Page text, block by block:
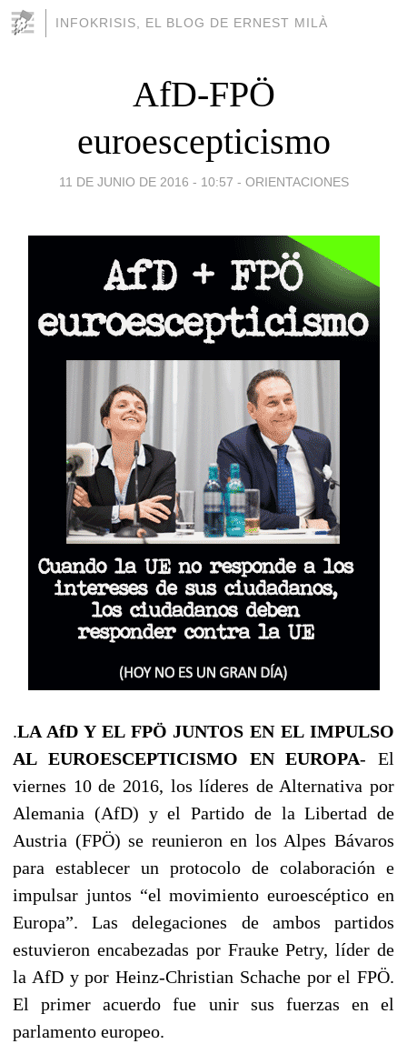
INFOKRISIS, EL BLOG DE ERNEST MILÀ
AfD-FPÖ
euroescepticismo
11 DE JUNIO DE 2016 - 10:57 - ORIENTACIONES
.LA AfD Y EL FPÖ JUNTOS EN EL IMPULSO
AL EUROESCEPTICISMO EN EUROPA- El
viernes 10 de 2016, los líderes de Alternativa por
Alemania (AfD) y el Partido de la Libertad de
Austria (FPÖ) se reunieron en los Alpes Bávaros
para establecer un protocolo de colaboración e
impulsar juntos “el movimiento euroescéptico en
Europa”. Las delegaciones de ambos partidos
estuvieron encabezadas por Frauke Petry, líder de
la AfD y por Heinz-Christian Schache por el FPÖ.
El primer acuerdo fue unir sus fuerzas en el
parlamento europeo.